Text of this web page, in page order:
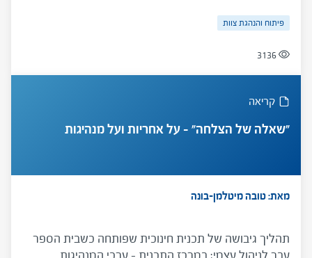
פיתוח והנהגת צוות
3136
קריאה
"שאלה של הצלחה" – על אחריות ועל מנהיגות
מאת: טובה מיטלמן-בונה
תהליך גיבושה של תכנית חינוכית שפותחה כשבית הספר